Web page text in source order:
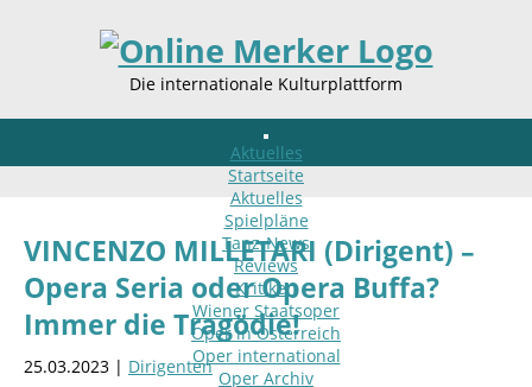
Die internationale Kulturplattform
Aktuelles
Startseite
Aktuelles
Spielpläne
Tanz-News
Reviews
Kritiken
Wiener Staatsoper
Oper in Österreich
Oper international
Oper Archiv
VINCENZO MILLETARI (Dirigent) –
Opera Seria oder Opera Buffa?
Immer die Tragödie!
25.03.2023 | Dirigenten